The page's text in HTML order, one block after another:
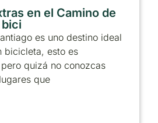
en el Camino de
es uno destino ideal
bicicleta, esto es
quizá no conozcas
que